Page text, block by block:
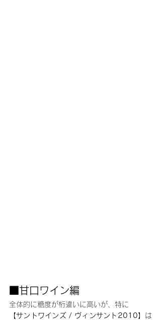
■甘口ワイン編
全体的に糖度が桁違いに高いが、特に
【サントワインズ / ヴィンサント2010】 は